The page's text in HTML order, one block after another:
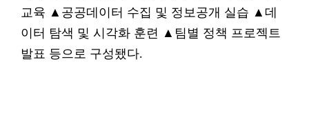
교육 ▲공공데이터 수집 및 정보공개 실습 ▲데
이터 탐색 및 시각화 훈련 ▲팀별 정책 프로젝트
발표 등으로 구성됐다.